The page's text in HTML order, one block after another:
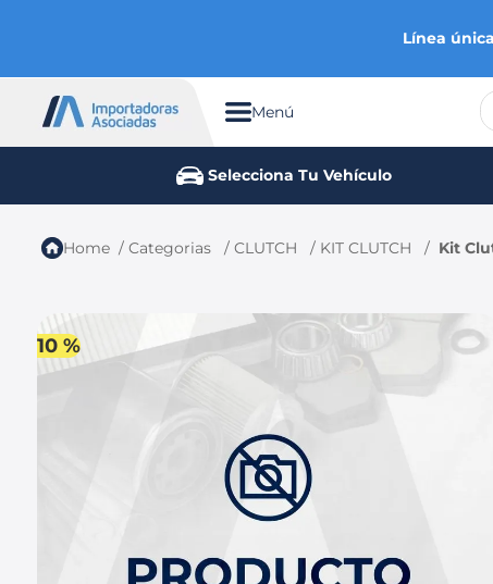
Línea
Menú
Selecciona Tu Vehículo
Categorias CLUTCH KIT CLUTCH Kit
10 %
TÉRMINOS MÁS BUSCADOS
chevrolet
spark gt
chevrolet spark gt